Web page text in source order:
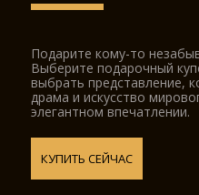
Подарите кому-то
Выберите подарочный
выбрать представление,
драма и искусство
элегантном впечатлении.
КУПИТЬ СЕЙЧАС